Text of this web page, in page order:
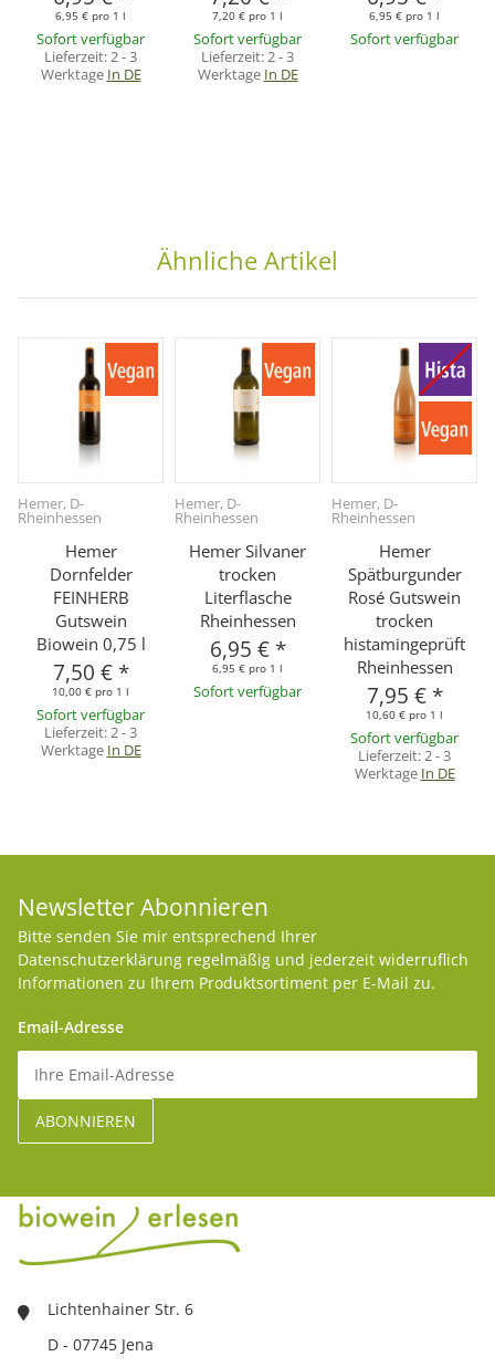
6,95 € pro 1 l
Sofort verfügbar
Lieferzeit:2 - 3
Werktage In DE
7,20 € pro 1 l
Sofort verfügbar
Lieferzeit:2 - 3
Werktage In DE
6,95 € pro 1 l
Sofort verfügbar
Ähnliche Artikel
Hemer, D-
Rheinhessen
Hemer
Dornfelder
FEINHERB
Gutswein
Biowein 0,75 l
7,50 € *
10,00 € pro 1 l
Sofort verfügbar
Lieferzeit:2 - 3
Werktage In DE
Hemer, D-
Rheinhessen
Hemer Silvaner
trocken
Literflasche
Rheinhessen
6,95 € *
6,95 € pro 1 l
Sofort verfügbar
Hemer, D-
Rheinhessen
Hemer
Spätburgunder
Rosé Gutswein
trocken
histamingeprüft
Rheinhessen
7,95 € *
10,60 € pro 1 l
Sofort verfügbar
Lieferzeit:2 - 3
Werktage In DE
Newsletter Abonnieren
Bitte senden Sie mir entsprechend Ihrer
Datenschutzerklärung regelmäßig und jederzeit widerruflich
Informationen zu Ihrem Produktsortiment per E-Mail zu.
Email-Adresse
Lichtenhainer Str. 6
D - 07745 Jena